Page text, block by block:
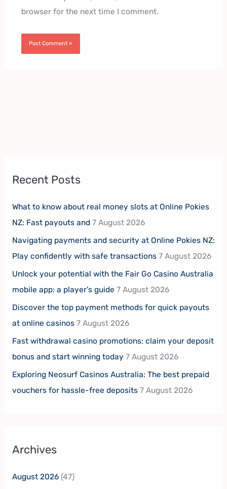
browser for the next time I comment.
Recent Posts
What to know about real money slots at Online Pokies
NZ: Fast payouts and 7 August 2026
Navigating payments and security at Online Pokies NZ:
Play confidently with safe transactions 7 August 2026
Unlock your potential with the Fair Go Casino Australia
mobile app: a player’s guide 7 August 2026
Discover the top payment methods for quick payouts
at online casinos 7 August 2026
Fast withdrawal casino promotions: claim your deposit
bonus and start winning today 7 August 2026
Exploring Neosurf Casinos Australia: The best prepaid
vouchers for hassle-free deposits 7 August 2026
Archives
August 2026(47)